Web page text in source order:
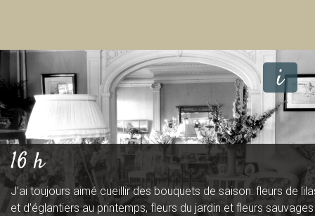
16 h
J'ai toujours aimé cueillir des bouquets de saison: fleurs de
et d'églantiers au printemps, fleurs du jardin et fleurs
i